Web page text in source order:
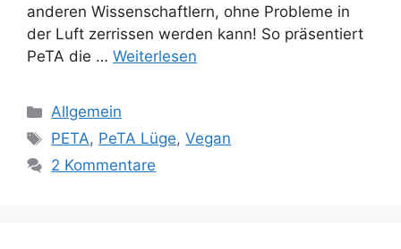
anderen Wissenschaftlern, ohne Probleme in
der Luft zerrissen werden kann! So präsentiert
PeTA die … Weiterlesen
K
a
e
Allgemein
S
c
PETA, PeTA Lüge,Vegan
2 Kommentare